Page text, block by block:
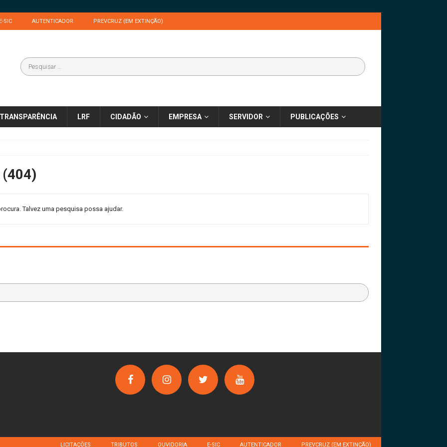
SIC AUTENTICADOR PREVCRUZ (EM EXTINÇÃO)
TRANSPARÊNCIA LRF CIDADÃO EMPRESA SERVIDOR PUBLICAÇÕES
Talvez uma pesquisa possa ajudar.
LICITAÇÕES TRIBUTOS OUVIDORIA E-SIC AUTENTICADOR PREVCRUZ (EM EXTINÇÃO)